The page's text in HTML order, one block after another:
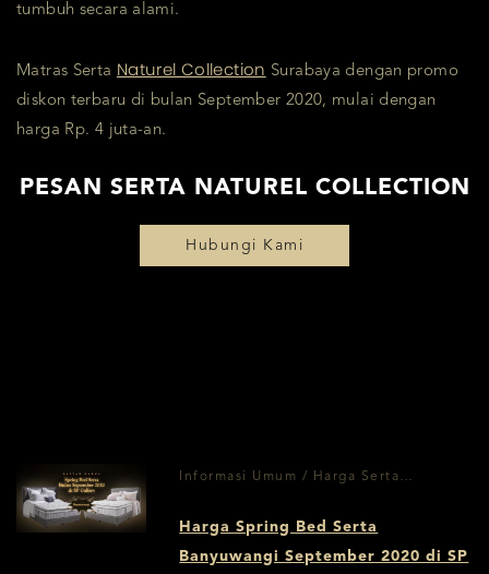
tumbuh secara alami.
Matras Serta Naturel Collection Surabaya dengan promo
diskon terbaru di bulan September 2020, mulai dengan
harga Rp. 4 juta-an.
PESAN SERTA NATUREL COLLECTION
Hubungi Kami
Informasi Umum / Harga Serta
Harga Spring Bed Serta
Banyuwangi September 2020 di SP